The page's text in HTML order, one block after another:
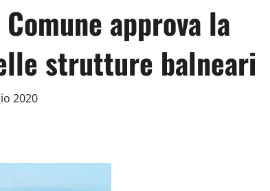
approva la
strutture balneari
2020